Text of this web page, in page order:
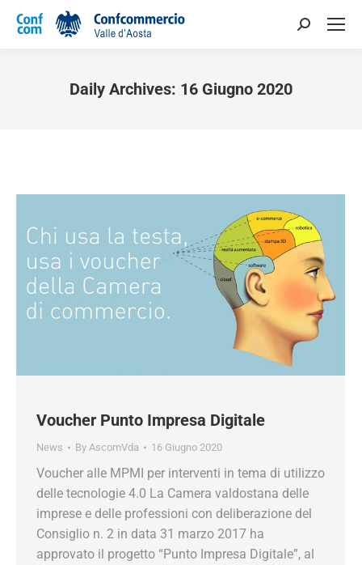
Daily Archives: 16 Giugno 2020
Voucher Punto Impresa Digitale
News By AscomVda 16 Giugno 2020
Voucher alle MPMI per interventi in tema di utilizzo
delle tecnologie 4.0 La Camera valdostana delle
imprese e delle professioni con deliberazione del
Consiglio n. 2 in data 31 marzo 2017 ha
approvato il progetto “Punto Impresa Digitale”, al